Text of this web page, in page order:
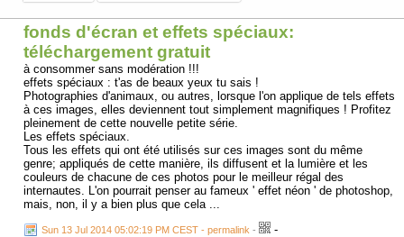
fonds d'écran et effets spéciaux:
téléchargement gratuit
à consommer sans modération !!!
effets spéciaux : t'as de beaux yeux tu sais !
Photographies d'animaux, ou autres, lorsque l'on applique de tels effets
à ces images, elles deviennent tout simplement magnifiques ! Profitez
pleinement de cette nouvelle petite série.
Les effets spéciaux.
Tous les effets qui ont été utilisés sur ces images sont du même
genre; appliqués de cette manière, ils diffusent et la lumière et les
couleurs de chacune de ces photos pour le meilleur régal des
internautes. L'on pourrait penser au fameux ' effet néon ' de photoshop,
mais, non, il y a bien plus que cela ...
Sun 13 Jul 2014 05:02:19 PM CEST - permalink - -